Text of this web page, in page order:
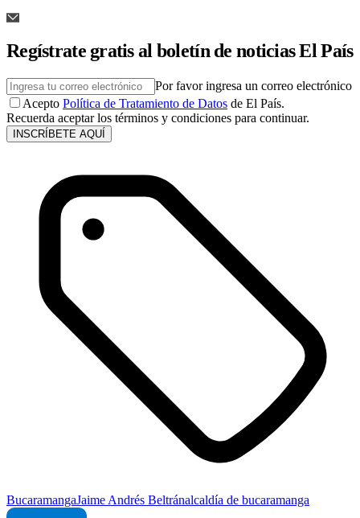
Regístrate gratis al boletín de noticias El País
Por favor ingresa un correo electrónico
Acepto Política de Tratamiento de Datos de El País.
Recuerda aceptar los términos y condiciones para continuar.
INSCRÍBETE AQUÍ
BucaramangaJaime Andrés Beltránalcaldía de bucaramanga